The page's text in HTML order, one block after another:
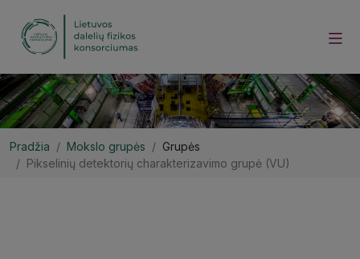
Pradžia Mokslo grupės
Grupės
Pikselinių detektorių charakterizavimo grupė (VU)